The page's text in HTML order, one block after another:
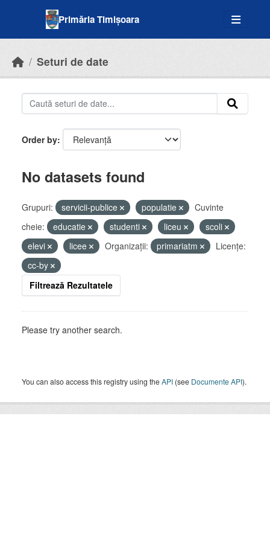
Primăria Timișoara
Seturi de date
Order by
No datasets found
Grupuri: servicii-publice populatie
Cuvinte
cheie:
educatie studenti liceu
scoli
elevi
licee Organizații: primariatm
Licenţe:
cc-by
Filtrează Rezultatele
Please try another search.
You can also access this registry using theAPI (see Documente API).